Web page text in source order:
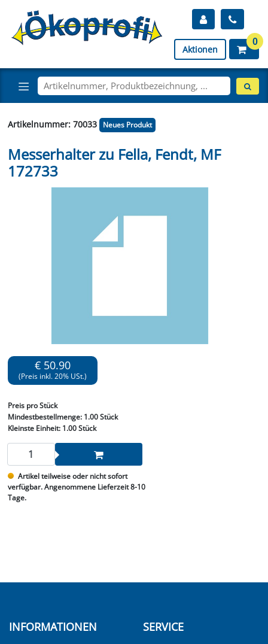
Aktionen
0
Artikelnummer: 70033 Neues Produkt
Messerhalter zu Fella, Fendt, MF
172733
€ 50.90
(Preis inkl. 20% USt.)
Preis pro Stück
Mindestbestellmenge: 1.00 Stück
Kleinste Einheit:1.00 Stück
Artikel teilweise oder nicht sofort
verfügbar. Angenommene Lieferzeit 8-10
Tage.
INFORMATIONEN SERVICE